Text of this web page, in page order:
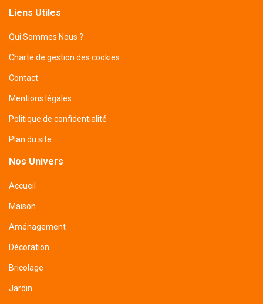
Liens Utiles
Qui Sommes Nous ?
Charte de gestion des cookies
Contact
Mentions légales
Politique de confidentialité
Plan du site
Nos Univers
Accueil
Maison
Aménagement
Décoration
Bricolage
Jardin